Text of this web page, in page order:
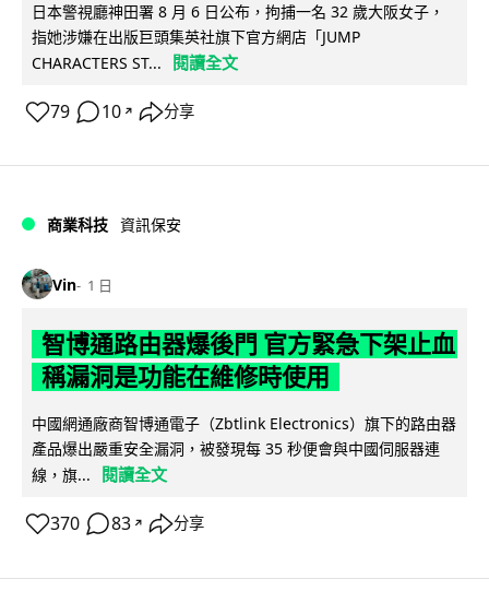
日本警視廳神田署 8 月 6 日公布，拘捕一名 32 歲大阪女子，
指她涉嫌在出版巨頭集英社旗下官方網店「JUMP
CHARACTERS ST...
閱讀全文
79 10 ↗ 分享
商業科技 資訊保安
Vin 1 日
智博通路由器爆後門 官方緊急下架止血
稱漏洞是功能在維修時使用
中國網通廠商智博通電子（Zbtlink Electronics）旗下的路由器
產品爆出嚴重安全漏洞，被發現每 35 秒便會與中國伺服器連
線，旗...
閱讀全文
370 83 ↗ 分享